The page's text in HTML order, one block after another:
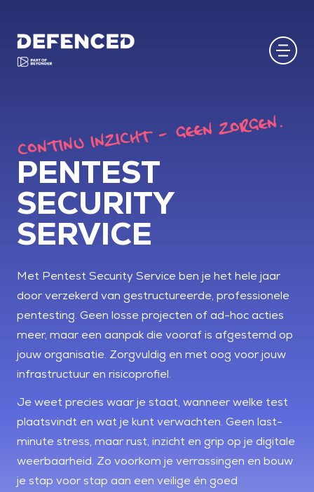
CONTINU INZICHT - GEEN ZORGEN.
PENTEST
SECURITY
SERVICE
Met Pentest Security Service ben je het hele jaar
door verzekerd van gestructureerde, professionele
pentesting. Geen losse projecten of ad-hoc acties
meer, maar een aanpak die vooraf is afgestemd op
jouw organisatie. Zorgvuldig en met oog voor jouw
infrastructuur en risicoprofiel.
Je weet precies waar je staat, wanneer welke test
plaatsvindt en wat je kunt verwachten. Geen last-
minute stress, maar rust, inzicht en grip op je digitale
weerbaarheid. Zo voorkom je verrassingen en bouw
je stap voor stap aan een veilige én goed